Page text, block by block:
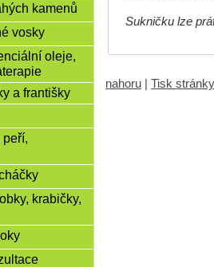
Sukničku lze
nahoru | Tisk stránky
kamenů
vosky
oleje,
a františky
peří,
krabičky,